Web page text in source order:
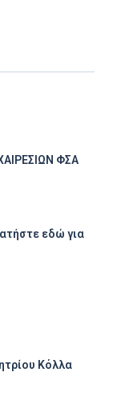
ΦΣΑ
εδώ για
Κόλλα